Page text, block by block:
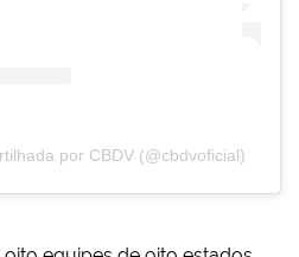
por CBDV (@cbdvoficial)